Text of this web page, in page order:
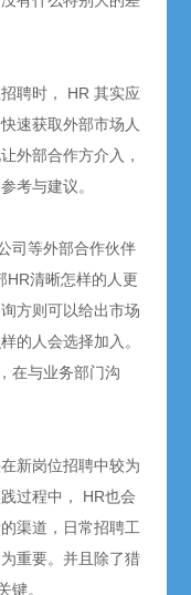
聘时， HR 其实应
速获取外部市场人
外部合作方介入，
考与建议。
司等外部合作伙伴
HR清晰怎样的人更
方则可以给出市场
的人会选择加入。
在与业务部门沟
新岗位招聘中较为
过程中， HR也会
渠道，日常招聘工
重要。并且除了猎
键。